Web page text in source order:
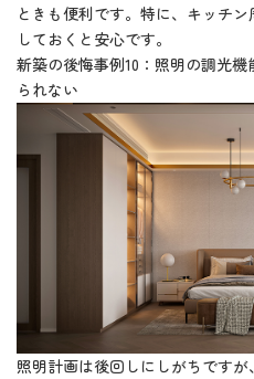
ときも便利です。特に、キッチ
しておくと安心です。
新築の後悔事例10：照明の調光
られない
照明計画は後回しにしがちです